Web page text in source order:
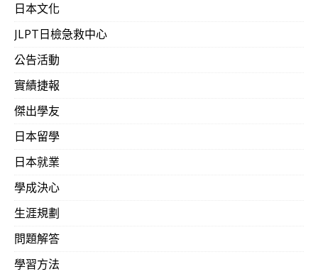
日本文化
JLPT日檢急救中心
公告活動
實績捷報
傑出學友
日本留學
日本就業
學成決心
生涯規劃
問題解答
學習方法